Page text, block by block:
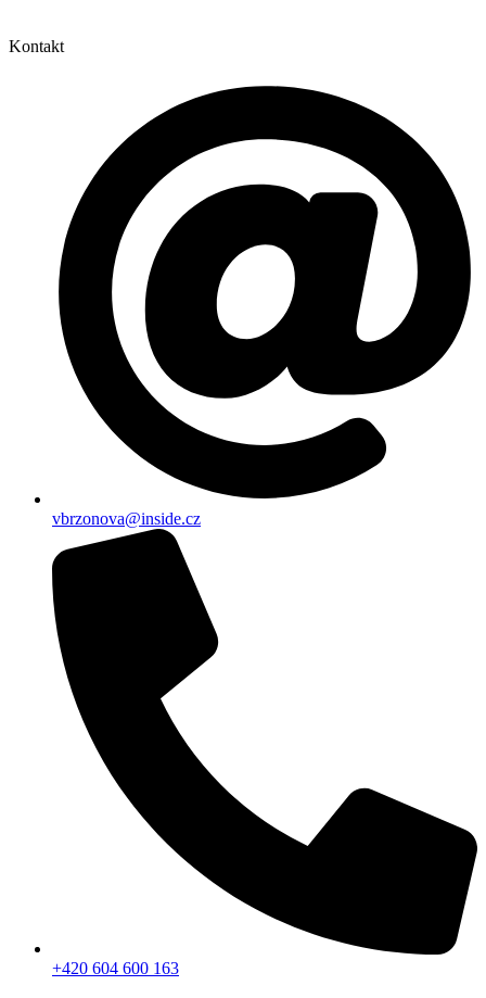
Kontakt
vbrzonova@inside.cz
+420 604 600 163